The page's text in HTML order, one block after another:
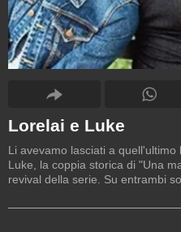
Lorelai e Luke
Li avevamo lasciati a
Luke, la coppia storica di "Una
revival della serie. Su entrambi